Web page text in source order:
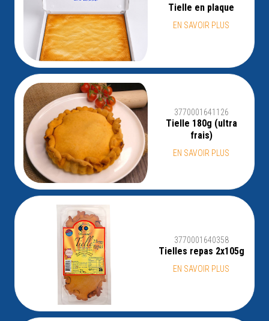
Tielle en plaque
EN SAVOIR PLUS
3770001641126
Tielle 180g (ultra
frais)
EN SAVOIR PLUS
3770001640358
Tielles repas 2x105g
EN SAVOIR PLUS